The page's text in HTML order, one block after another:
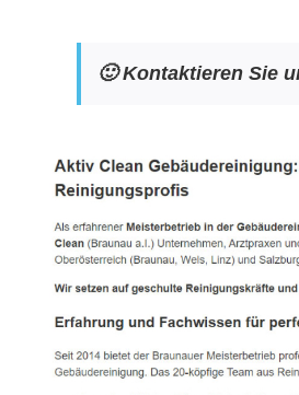
🙂 Kontaktieren Sie